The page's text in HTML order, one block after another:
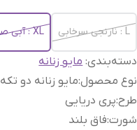
L :‌ نارنجی سرخابی XL : آبی صورتی
دسته‌بندی:مایو زنانه
نوع محصول:مایو زنانه دو تکه
طرح:پری دریایی
شورت:فاق بلند